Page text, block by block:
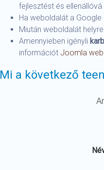
fejlesztést és
Ha weboldalát a
Miután weboldalát
Amennyieben igényli
információt Joomla
Mi a következő